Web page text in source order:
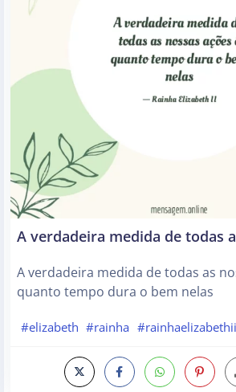
A verdadeira medida de todas
A verdadeira medida de todas as
quanto tempo dura o bem nelas
#elizabeth #rainha #rainhaelizabethii